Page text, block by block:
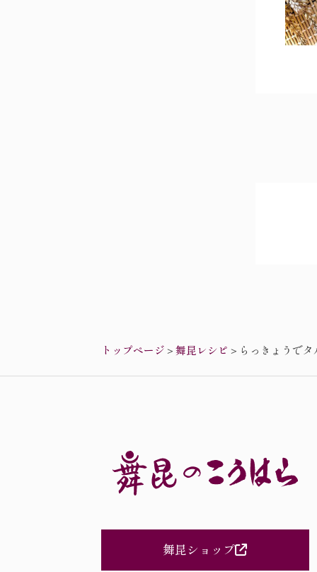
トップページ＞舞昆レシピ ＞ らっきょうで
舞昆ショップ